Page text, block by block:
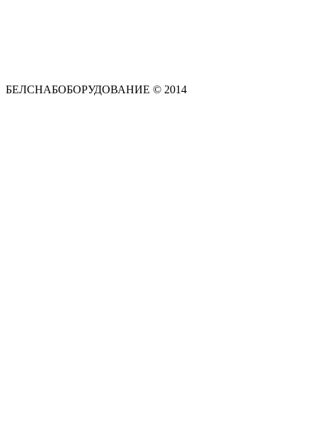
БЕЛСНАБОБОРУДОВАНИЕ © 2014